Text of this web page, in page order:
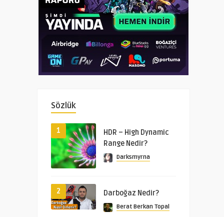
Sözlük
1
HDR – High Dynamic
Range Nedir?
Darksmyrna
2 Darboğaz Nedir?
Berat Berkan Topal